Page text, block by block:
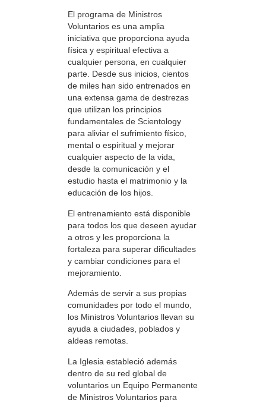
El programa de Ministros
Voluntarios es una amplia
iniciativa que proporciona ayuda
física y espiritual efectiva a
cualquier persona, en cualquier
parte. Desde sus inicios, cientos
de miles han sido entrenados en
una extensa gama de destrezas
que utilizan los principios
fundamentales de Scientology
para aliviar el sufrimiento físico,
mental o espiritual y mejorar
cualquier aspecto de la vida,
desde la comunicación y el
estudio hasta el matrimonio y la
educación de los hijos.
El entrenamiento está disponible
para todos los que deseen ayudar
a otros y les proporciona la
fortaleza para superar dificultades
y cambiar condiciones para el
mejoramiento.
Además de servir a sus propias
comunidades por todo el mundo,
los Ministros Voluntarios llevan su
ayuda a ciudades, poblados y
aldeas remotas.
La Iglesia estableció además
dentro de su red global de
voluntarios un Equipo Permanente
de Ministros Voluntarios para